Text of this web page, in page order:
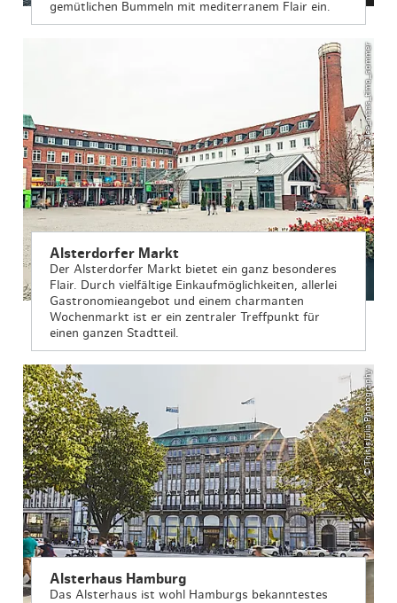
gemütlichen Bummeln mit mediterranem Flair ein.
© lee_maas_timo_sommer
Alsterdorfer Markt
Der Alsterdorfer Markt bietet ein ganz besonderes
Flair. Durch vielfältige Einkaufmöglichkeiten, allerlei
Gastronomieangebot und einem charmanten
Wochenmarkt ist er ein zentraler Treffpunkt für
einen ganzen Stadtteil.
© ThisIsJulia Photography
Alsterhaus Hamburg
Das Alsterhaus ist wohl Hamburgs bekanntestes